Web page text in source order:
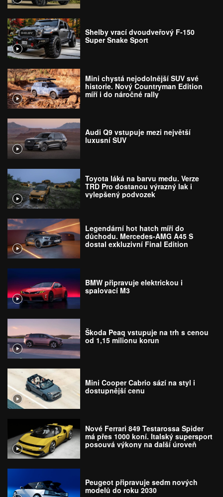
Shelby vrací dvoudveřový F-150
Super Snake Sport
Mini chystá nejodolnější SUV své
historie. Nový Countryman Edition
míří i do náročné rally
Audi Q9 vstupuje mezi největší
luxusní SUV
Toyota láká na barvu medu. Verze
TRD Pro dostanou výrazný lak i
vylepšený podvozek
Legendární hot hatch míří do
důchodu. Mercedes-AMG A45 S
dostal exkluzivní Final Edition
BMW připravuje elektrickou i
spalovací M3
Škoda Peaq vstupuje na trh s cenou
od 1,15 milionu korun
Mini Cooper Cabrio sází na styl i
dostupnější cenu
Nové Ferrari 849 Testarossa Spider
má přes 1000 koní. Italský supersport
posouvá výkony na další úroveň
Peugeot připravuje sedm nových
modelů do roku 2030